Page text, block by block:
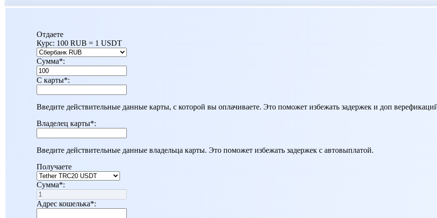
Отдаете
Курс: 100 RUB = 1 USDT
Сумма*:
С карты*:
Введите действительные данные карты, с которой вы оплачиваете. Это поможет избежать задержек и доп
Владелец карты*:
Введите действительные данные владельца карты. Это поможет избежать задержек с автовыплатой.
Получаете
Сумма*:
Адрес кошелька*: